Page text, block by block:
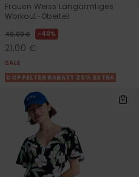
Frauen Weiss Langärmliges
Workout-Oberteil
40,00 € 48%
21,00 €
SALE
DOPPELTER RABATT 25% EXTRA